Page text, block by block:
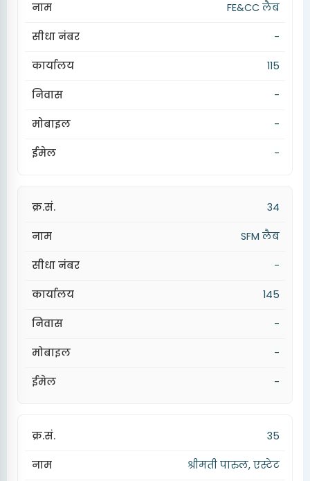
FE&CC लैब
-
115
-
-
-
34
SFM लैब
-
145
-
-
-
35
श्रीमती पारुल, एस्टेट